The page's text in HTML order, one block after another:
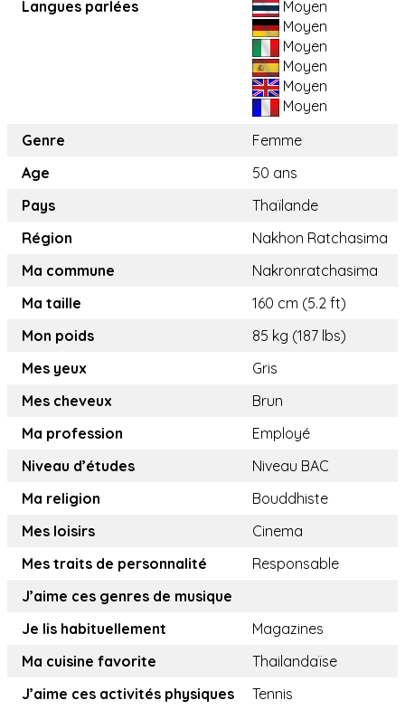
Langues parlées
Moyen
Moyen
Moyen
Moyen
Moyen
Moyen
Genre
Femme
Age
50 ans
Pays
Thaïlande
Région
Nakhon Ratchasima
Ma commune
Nakronratchasima
Ma taille
160 cm (5.2 ft)
Mon poids
85 kg (187 lbs)
Mes yeux
Gris
Mes cheveux
Brun
Ma profession
Employé
Niveau d’études
Niveau BAC
Ma religion
Bouddhiste
Mes loisirs
Cinema
Mes traits de personnalité
Responsable
J’aime ces genres de musique
Je lis habituellement
Magazines
Ma cuisine favorite
Thailandaïse
J’aime ces activités physiques
Tennis